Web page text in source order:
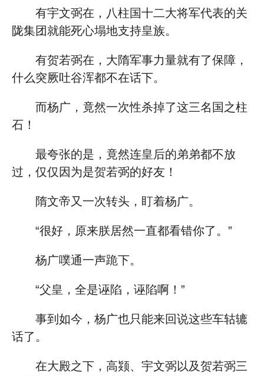
有宇文弼在，八柱国十二大将军代表的关
陇集团就能死心塌地支持皇族。
有贺若弼在，大隋军事力量就有了保障，
什么突厥吐谷浑都不在话下。
而杨广，竟然一次性杀掉了这三名国之柱
石！
最夸张的是，竟然连皇后的弟弟都不放
过，仅仅因为是贺若弼的好友！
隋文帝又一次转头，盯着杨广。
“很好，原来朕居然一直都看错你了。”
杨广噗通一声跪下。
“父皇，全是诬陷，诬陷啊！”
事到如今，杨广也只能来回说这些车轱辘
话了。
在大殿之下，高颎、宇文弼以及贺若弼三